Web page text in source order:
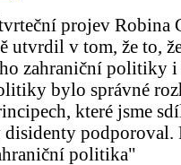
projev Robina
utvrdil v tom, že to,
zahraniční politiky i
bylo správné
které jsme
disidenty podporoval.
politika"